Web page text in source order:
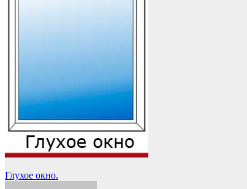
Навигация
Глухое окно.